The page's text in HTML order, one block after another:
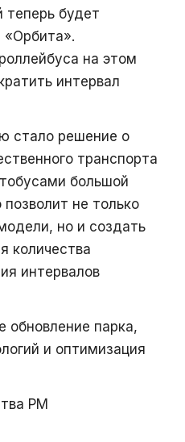
теперь будет
«Орбита».
на этом
интервал
стало решение о
транспорта
большой
не только
но и создать
количества
интервалов
парка,
и оптимизация
РМ